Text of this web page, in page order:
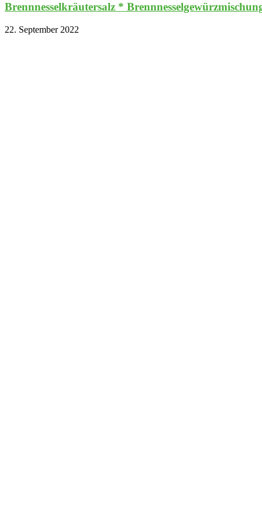
Brennnesselkräutersalz *
22. September 2022